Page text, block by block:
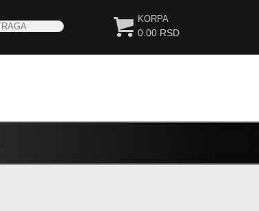
KORPA
0.00 RSD